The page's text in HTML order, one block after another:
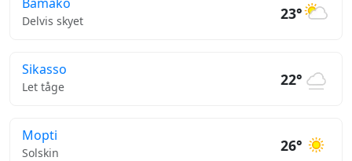
Delvis skyet 23°
Sikasso
Let tåge 22°
Mopti
Solskin 26°